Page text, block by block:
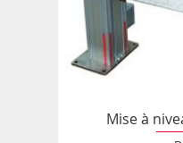
Mise à